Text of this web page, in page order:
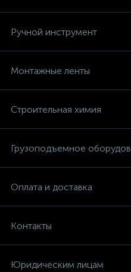
Ручной инструмент
Монтажные ленты
Строительная химия
Грузоподъемное
Оплата и доставка
Контакты
Юридическим лицам